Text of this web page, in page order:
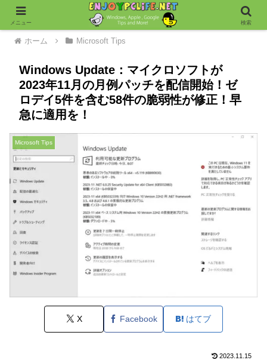
ホーム Microsoft Tips
Windows Update：マイクロソフトが
2023年11月の月例パッチを配信開始！ゼ
ロデイ5件を含む58件の脆弱性が修正！早
急に適用を！
Microsoft Tips
X Facebook はてブ
2023.11.15
メニュー 検索